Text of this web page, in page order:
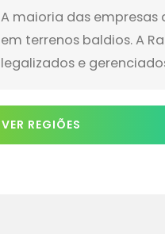
A maioria das
em terrenos baldios. A
legalizados e
VER REGIÕES